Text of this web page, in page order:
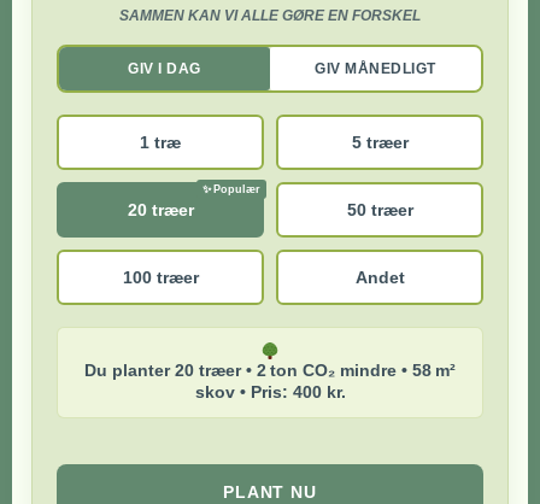
SAMMEN KAN VI ALLE GØRE EN FORSKEL
GIV I DAG GIV MÅNEDLIGT
1 træ 5 træer
20 træer 50 træer
100 træer Andet
Du planter 20 træer • 2 ton CO₂ mindre • 58 m²
skov • Pris: 400 kr.
PLANT NU